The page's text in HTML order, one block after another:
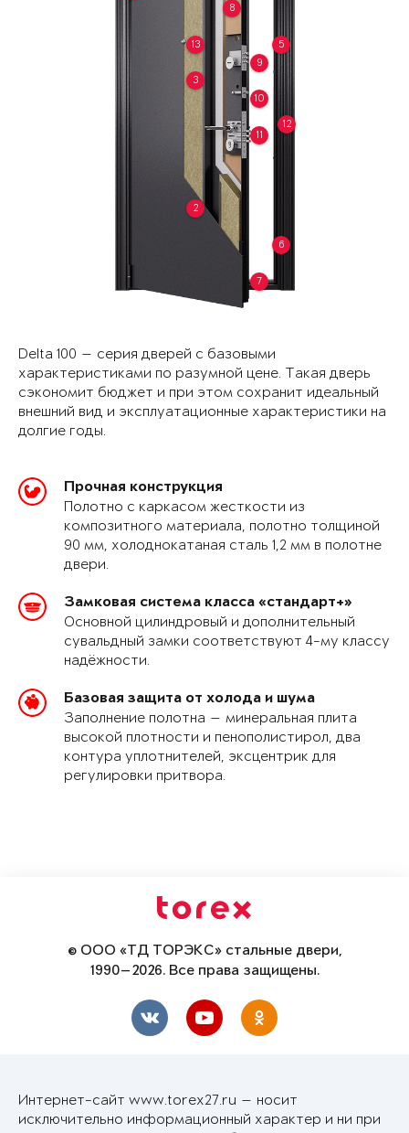
2
3
5
6
7
8
9
10
11
12
13
Delta 100 — серия дверей с базовыми
характеристиками по разумной цене. Такая дверь
сэкономит бюджет и при этом сохранит идеальный
внешний вид и эксплуатационные характеристики на
долгие годы.
Прочная конструкция
Полотно с каркасом жесткости из
композитного материала, полотно толщиной
90 мм, холоднокатаная сталь 1,2 мм в полотне
двери.
Замковая система класса «стандарт+»
Основной цилиндровый и дополнительный
сувальдный замки соответствуют 4-му классу
надёжности.
Базовая защита от холода и шума
Заполнение полотна — минеральная плита
высокой плотности и пенополистирол, два
контура уплотнителей, эксцентрик для
регулировки притвора.
© ООО «ТД ТОРЭКС» стальные двери,
1990—2026. Все права защищены.
Интернет-сайт www.torex27.ru — носит
исключительно информационный характер и ни при